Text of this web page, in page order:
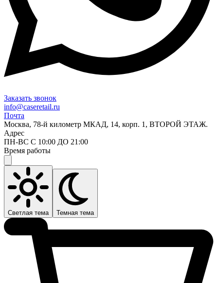
Заказать звонок
info@caseretail.ru
Почта
Москва, 78-й километр МКАД, 14, корп. 1, ВТОРОЙ ЭТАЖ.
Адрес
ПН-ВС С 10:00 ДО 21:00
Время работы
Светлая тема Темная тема